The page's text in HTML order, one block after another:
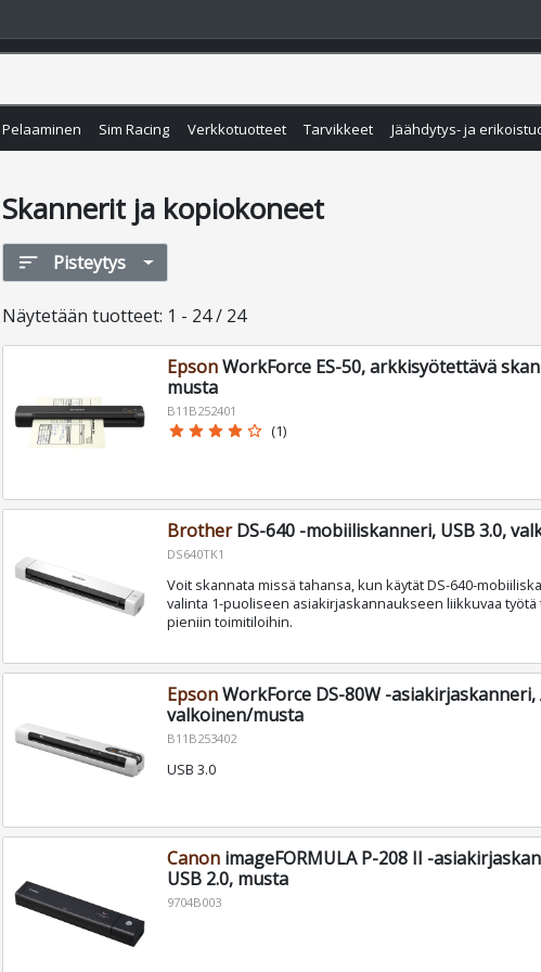
Pelaaminen Sim Racing Verkkotuotteet Tarvikkeet Jäähdytys- ja
Skannerit ja kopiokoneet
sort Pisteytys
Näytetään tuotteet: 1 - 24 / 24
EpsonWorkForce ES-50, arkkisyötettävä
musta
B11B252401
star star star star star_border (1)
BrotherDS-640 -mobiiliskanneri, USB 3.0,
DS640TK1
Voit skannata missä tahansa, kun käytät DS-640-
valinta 1-puoliseen asiakirjaskannaukseen liikkuvaa työtä
pieniin toimitiloihin.
EpsonWorkForce DS-80W -asiakirjaskanneri,
valkoinen/musta
B11B253402
USB 3.0
CanonimageFORMULA P-208 II -
USB 2.0, musta
9704B003